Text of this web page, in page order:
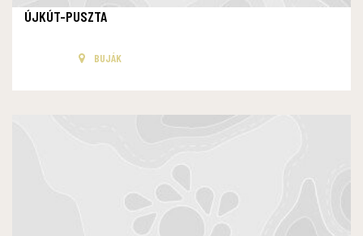
ÚJKÚT-PUSZTA
BUJÁK